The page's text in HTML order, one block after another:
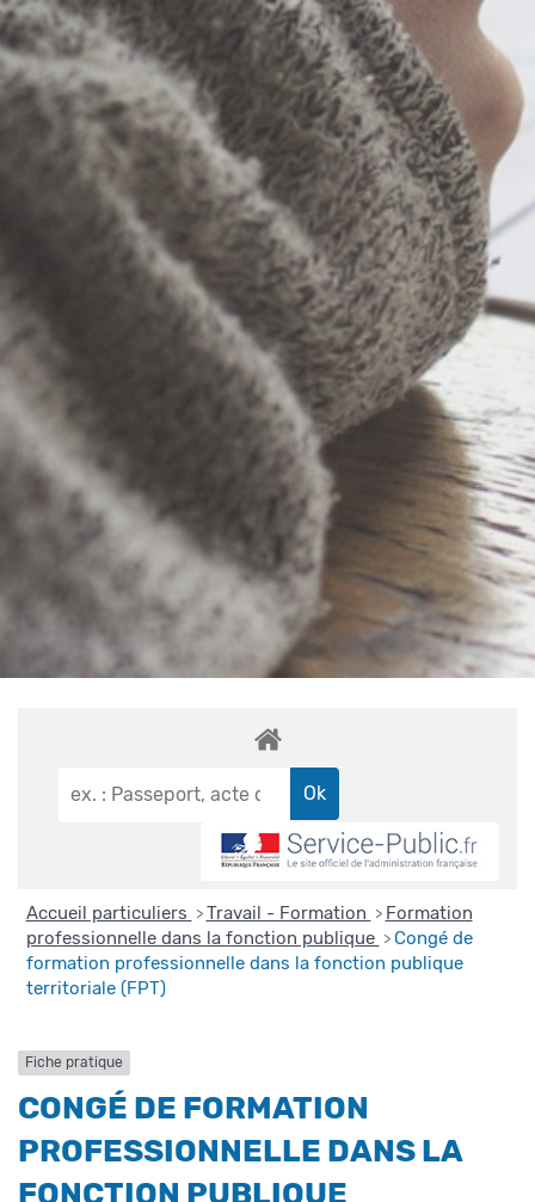
Accueil particuliers > Travail - Formation > Formation
professionnelle dans la fonction publique > Congé de
formation professionnelle dans la fonction publique
territoriale (FPT)
Fiche pratique
CONGÉ DE FORMATION
PROFESSIONNELLE DANS LA
FONCTION PUBLIQUE